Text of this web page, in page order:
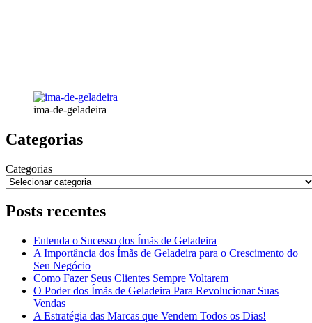
ima-de-geladeira
Categorias
Categorias
Posts recentes
Entenda o Sucesso dos Ímãs de Geladeira
A Importância dos Ímãs de Geladeira para o Crescimento do
Seu Negócio
Como Fazer Seus Clientes Sempre Voltarem
O Poder dos Ímãs de Geladeira Para Revolucionar Suas
Vendas
A Estratégia das Marcas que Vendem Todos os Dias!